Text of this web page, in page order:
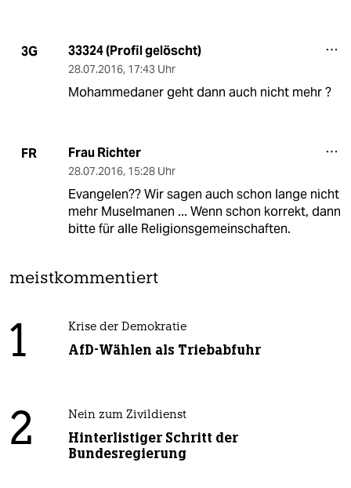
3G 33324 (Profil gelöscht)
28.07.2016, 17:43 Uhr
Mohammedaner geht dann auch nicht mehr ?
FR Frau Richter
28.07.2016, 15:28 Uhr
Evangelen?? Wir sagen auch schon lange nicht
mehr Muselmanen ... Wenn schon korrekt, dann
bitte für alle Religionsgemeinschaften.
meistkommentiert
1 Krise der Demokratie
AfD-Wählen als Triebabfuhr
2 Nein zum Zivildienst
Hinterlistiger Schritt der
Bundesregierung